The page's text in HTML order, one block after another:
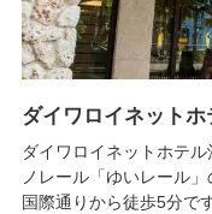
ダイワロイネット
ダイワロイネットホテ
ノレール「ゆいレール
国際通りから徒歩5分で